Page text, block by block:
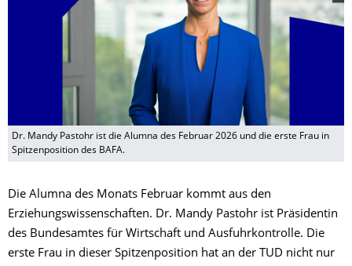
Dr. Mandy Pastohr ist die Alumna des Februar 2026 und die erste Frau in
Spitzenposition des BAFA.
Die Alumna des Monats Februar kommt aus den
Erziehungswissenschaften. Dr. Mandy Pastohr ist Präsidentin
des Bundesamtes für Wirtschaft und Ausfuhrkontrolle. Die
erste Frau in dieser Spitzenposition hat an der TUD nicht nur